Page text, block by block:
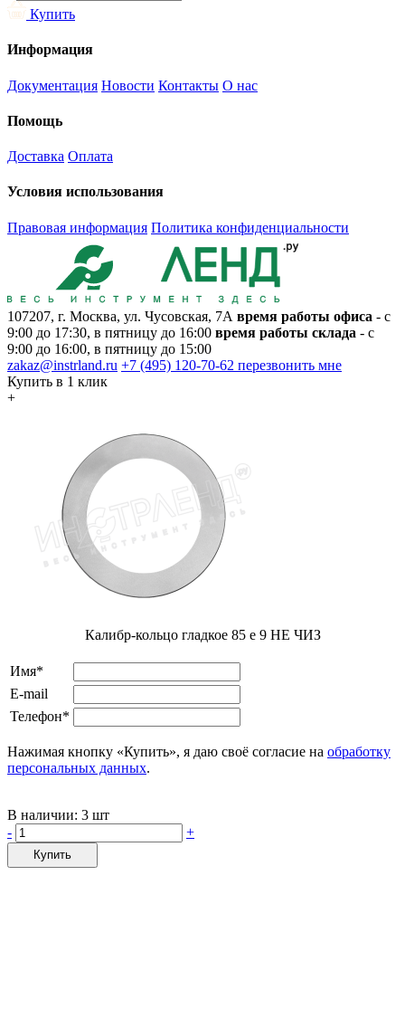
Купить
Информация
Документация Новости Контакты О нас
Помощь
Доставка Оплата
Условия использования
Правовая информация Политика конфиденциальности
107207, г. Москва, ул. Чусовская, 7А время работы офиса - с
9:00 до 17:30, в пятницу до 16:00 время работы склада - с
9:00 до 16:00, в пятницу до 15:00
zakaz@instrland.ru +7 (495) 120-70-62 перезвонить мне
Купить в 1 клик
+
Калибр-кольцо гладкое 85 e 9 НЕ ЧИЗ
Имя*
E-mail
Телефон*
Нажимая кнопку «Купить», я даю своё согласие на обработку
персональных данных.
В наличии: 3 шт
-
+
Купить